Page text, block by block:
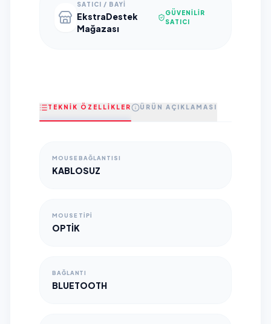
SATICI / BAYI
EkstraDestek
Mağazası
GÜVENILIR
SATICI
TEKNİK ÖZELLİKLER ÜRÜN AÇIKLAMASI
MOUSE BAĞLANTISI
KABLOSUZ
MOUSE TIPI
OPTIK
BAĞLANTI
BLUETOOTH